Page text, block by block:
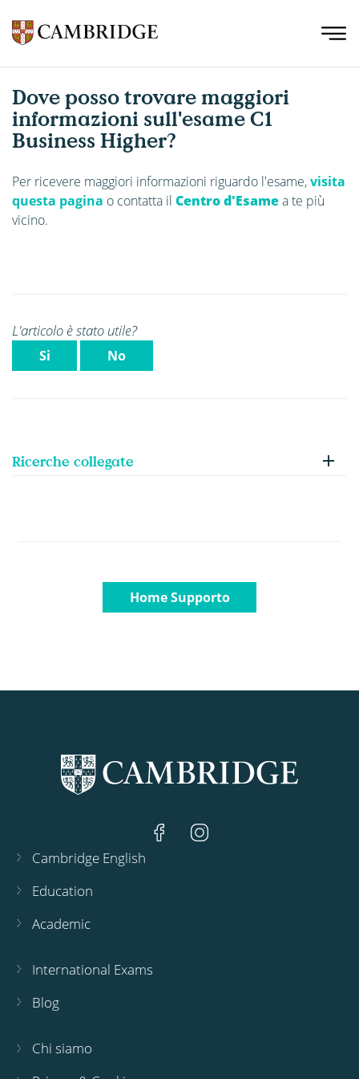
Dove posso trovare maggiori
informazioni sull'esame C1
Business Higher?
Per ricevere maggiori informazioni riguardo l'esame,visita
questa pagina o contatta il Centro d'Esamea te più
vicino.
L'articolo è stato utile?
Si No
Ricerche collegate
Home Supporto
Cambridge English
Education
Academic
International Exams
Blog
Chi siamo